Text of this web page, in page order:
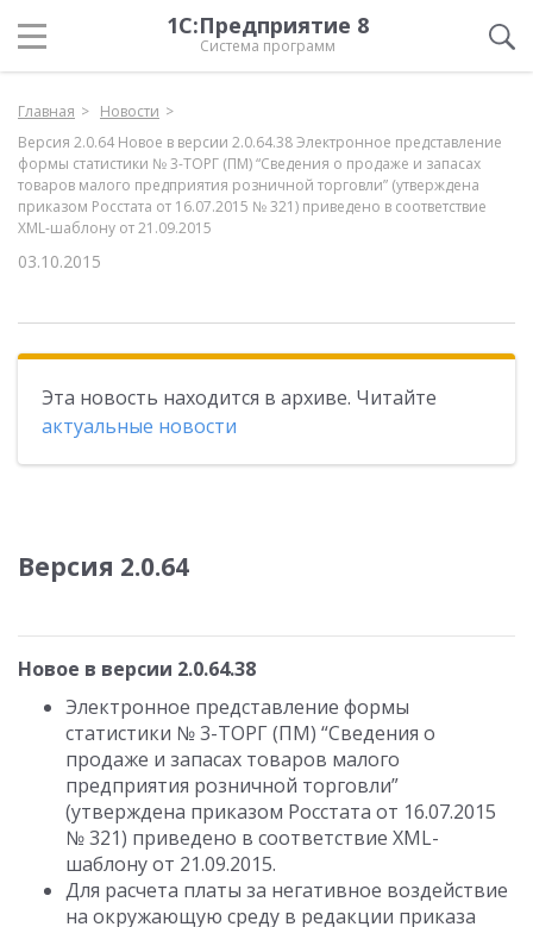
1С:Предприятие 8
Система программ
Главная
Новости
Версия 2.0.64 Новое в версии 2.0.64.38 Электронное представление
формы статистики № 3-ТОРГ (ПМ) “Сведения о продаже и запасах
товаров малого предприятия розничной торговли” (утверждена
приказом Росстата от 16.07.2015 № 321) приведено в соответствие
XML-шаблону от 21.09.2015
03.10.2015
Эта новость находится в архиве. Читайте
актуальные новости
Версия 2.0.64
Новое в версии 2.0.64.38
Электронное представление формы
статистики № 3-ТОРГ (ПМ) “Сведения о
продаже и запасах товаров малого
предприятия розничной торговли”
(утверждена приказом Росстата от 16.07.2015
№ 321) приведено в соответствие XML-
шаблону от 21.09.2015.
Для расчета платы за негативное воздействие
на окружающую среду в редакции приказа